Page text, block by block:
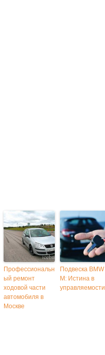
Профессиональн
ый ремонт
ходовой части
автомобиля в
Москве
Подвеска BMW
M: Истина в
управляемости